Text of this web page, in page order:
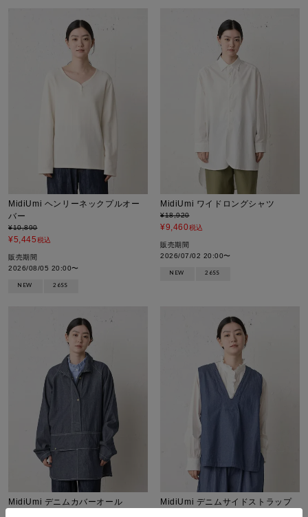
MidiUmi ヘンリーネックプルオー
バー
¥10,890
¥5,445税込
販売期間
2026/08/05 20:00〜
NEW 26SS
MidiUmi ワイドロングシャツ
¥18,920
¥9,460税込
販売期間
2026/07/02 20:00〜
NEW 26SS
MidiUmi デニムカバーオール
MidiUmi デニムサイドストラップ